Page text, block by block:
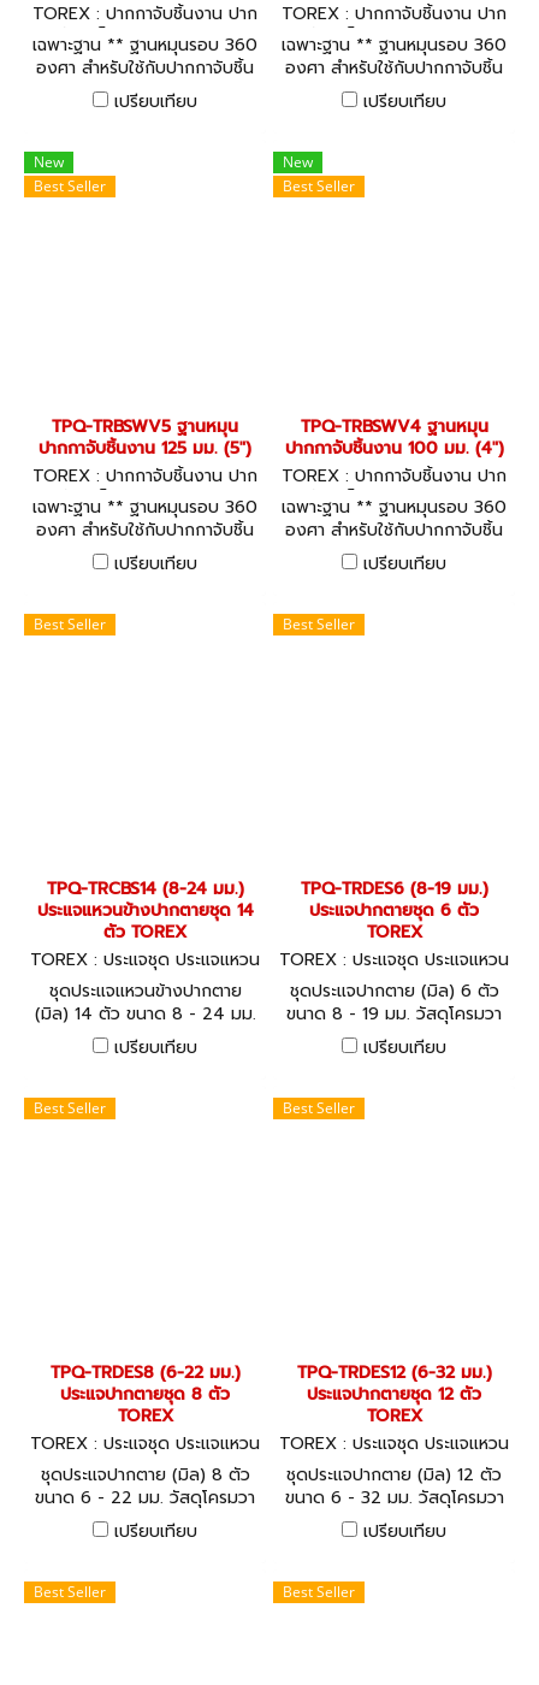
TOREX : ปากกาจับชิ้นงาน ปาก
กาจับเหล็ก TPQ-TRBSWV8
เฉพาะฐาน ** ฐานหมุนรอบ 360
องศา สำหรับใช้กับปากกาจับชิ้น
งาน ปากกาจับเหล็ก TOREX
TPQ-TRBVFB Series
เปรียบเทียบ
TOREX : ปากกาจับชิ้นงาน ปาก
กาจับเหล็ก TPQ-TRBSWV6
เฉพาะฐาน ** ฐานหมุนรอบ 360
องศา สำหรับใช้กับปากกาจับชิ้น
งาน ปากกาจับเหล็ก TOREX
TPQ-TRBVFB Series
เปรียบเทียบ
New
Best Seller
TPQ-TRBSWV5 ฐานหมุน
ปากกาจับชิ้นงาน 125 มม. (5")
TOREX : ปากกาจับชิ้นงาน ปาก
กาจับเหล็ก TPQ-TRBSWV5
เฉพาะฐาน ** ฐานหมุนรอบ 360
องศา สำหรับใช้กับปากกาจับชิ้น
งาน ปากกาจับเหล็ก TOREX
TPQ-TRBVFB Series
เปรียบเทียบ
New
Best Seller
TPQ-TRBSWV4 ฐานหมุน
ปากกาจับชิ้นงาน 100 มม. (4")
TOREX : ปากกาจับชิ้นงาน ปาก
กาจับเหล็ก TPQ-TRBSWV4
เฉพาะฐาน ** ฐานหมุนรอบ 360
องศา สำหรับใช้กับปากกาจับชิ้น
งาน ปากกาจับเหล็ก TOREX
TPQ-TRBVFB Series
เปรียบเทียบ
Best Seller
TPQ-TRCBS14 (8-24 มม.)
ประแจแหวนข้างปากตายชุด 14
ตัว TOREX
TOREX : ประแจชุด ประแจแหวน
-ปากตาย TPQ-TRCBS14
ชุดประแจแหวนข้างปากตาย
(มิล) 14 ตัว ขนาด 8 - 24 มม.
วัสดุโครมวานาเดียม (CHROME
VANADIUM) COMBINATION
(METRIC)
เปรียบเทียบ
Best Seller
TPQ-TRDES6 (8-19 มม.)
ประแจปากตายชุด 6 ตัว
TOREX
TOREX : ประแจชุด ประแจแหวน
-ปากตาย TPQ-TRDES6
ชุดประแจปากตาย (มิล) 6 ตัว
ขนาด 8 - 19 มม. วัสดุโครมวา
นาเดียม (CHROME
VANADIUM) OPEN-ENDED
(METRIC)
เปรียบเทียบ
Best Seller
TPQ-TRDES8 (6-22 มม.)
ประแจปากตายชุด 8 ตัว
TOREX
TOREX : ประแจชุด ประแจแหวน
-ปากตาย TPQ-TRDES8
ชุดประแจปากตาย (มิล) 8 ตัว
ขนาด 6 - 22 มม. วัสดุโครมวา
นาเดียม (CHROME
VANADIUM) OPEN-ENDED
(METRIC)
เปรียบเทียบ
Best Seller
TPQ-TRDES12 (6-32 มม.)
ประแจปากตายชุด 12 ตัว
TOREX
TOREX : ประแจชุด ประแจแหวน
-ปากตาย TPQ-TRDES12
ชุดประแจปากตาย (มิล) 12 ตัว
ขนาด 6 - 32 มม. วัสดุโครมวา
นาเดียม (CHROME
VANADIUM) OPEN-ENDED
(METRIC)
เปรียบเทียบ
Best Seller Best Seller